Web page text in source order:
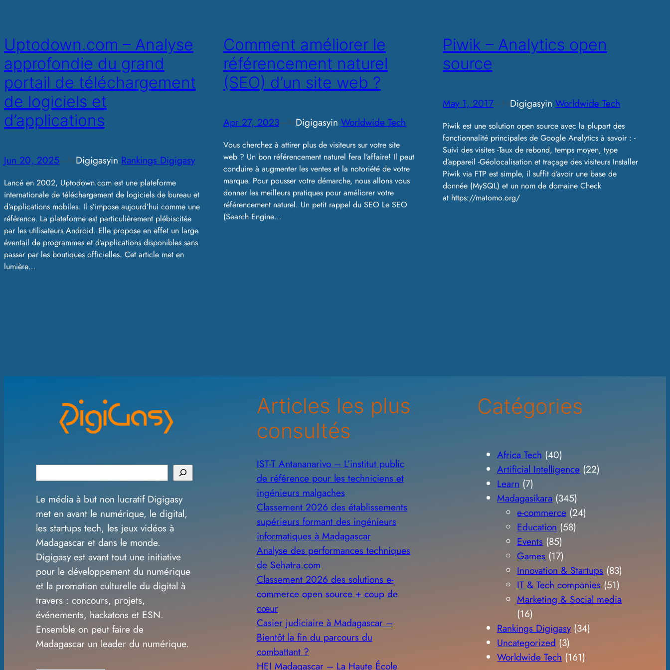
Uptodown.com – Analyse
approfondie du grand
portail de téléchargement
de logiciels et
d’applications
Jun 20, 2025— byDigigasyin Rankings Digigasy
Lancé en 2002, Uptodown.com est une plateforme
internationale de téléchargement de logiciels de bureau et
d’applications mobiles. Il s’impose aujourd’hui comme une
référence. La plateforme est particulièrement plébiscitée
par les utilisateurs Android. Elle propose en effet un large
éventail de programmes et d’applications disponibles sans
passer par les boutiques officielles. Cet article met en
lumière…
Comment améliorer le
référencement naturel
(SEO) d’un site web ?
Apr 27, 2023— byDigigasyin Worldwide Tech
Vous cherchez à attirer plus de visiteurs sur votre site
web ? Un bon référencement naturel fera l’affaire! Il peut
conduire à augmenter les ventes et la notoriété de votre
marque. Pour pousser votre démarche, nous allons vous
donner les meilleurs pratiques pour améliorer votre
référencement naturel. Un petit rappel du SEO Le SEO
(Search Engine…
Piwik – Analytics open
source
May 1, 2017— byDigigasyin Worldwide Tech
Piwik est une solution open source avec la plupart des
fonctionnalité principales de Google Analytics à savoir : -
Suivi des visites -Taux de rebond, temps moyen, type
d’appareil -Géolocalisation et traçage des visiteurs Installer
Piwik via FTP est simple, il suffit d’avoir une base de
donnée (MySQL) et un nom de domaine Check
at https://matomo.org/
e
a
r
c
h
Le média à but non lucratif Digigasy
met en avant le numérique, le digital,
les startups tech, les jeux vidéos à
Madagascar et dans le monde.
Digigasy est avant tout une initiative
pour le développement du numérique
et la promotion culturelle du digital à
travers : concours, projets,
événements, hackatons et ESN.
Ensemble on peut faire de
Madagascar un leader du numérique.
Articles les plus
consultés
IST-T Antananarivo – L’institut public
de référence pour les techniciens et
ingénieurs malgaches
Classement 2026 des établissements
supérieurs formant des ingénieurs
informatiques à Madagascar
Analyse des performances techniques
de Sehatra.com
Classement 2026 des solutions e-
commerce open source + coup de
cœur
Casier judiciaire à Madagascar –
Bientôt la fin du parcours du
combattant ?
HEI Madagascar – La Haute École
Catégories
Africa Tech (40)
Artificial Intelligence (22)
Learn (7)
Madagasikara (345)
e-commerce (24)
Education (58)
Events (85)
Games (17)
Innovation & Startups (83)
IT & Tech companies (51)
Marketing & Social media
(16)
Rankings Digigasy(34)
Uncategorized (3)
Worldwide Tech (161)